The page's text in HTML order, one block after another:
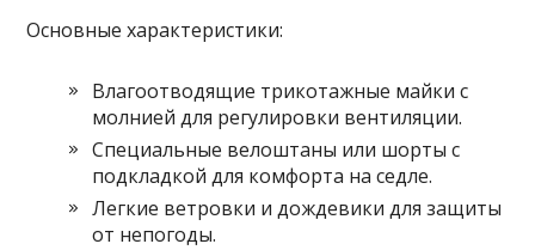
Основные характеристики:
Влагоотводящие трикотажные майки с
молнией для регулировки вентиляции.
Специальные велоштаны или шорты с
подкладкой для комфорта на седле.
Легкие ветровки и дождевики для защиты
от непогоды.